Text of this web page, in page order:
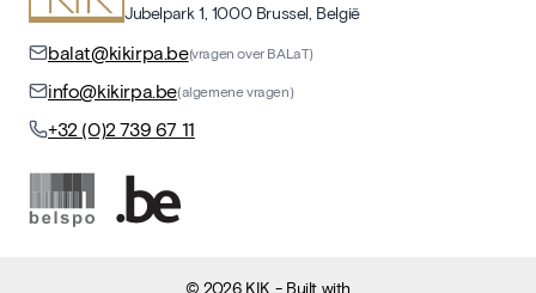
Jubelpark 1, 1000 Brussel, België
balat@kikirpa.be(vragen over BALaT)
info@kikirpa.be(algemene vragen)
+32 (0)2 739 67 11
©2026 KIK - Built with